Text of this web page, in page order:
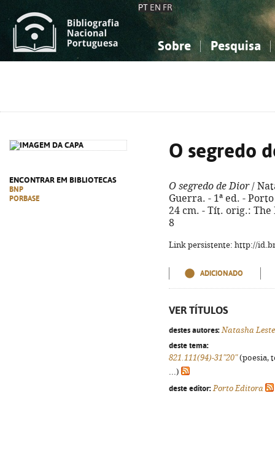
PT EN FR
Sobre Pesquisa
ENCONTRAR EM BIBLIOTECAS
BNP
PORBASE
O segredo
O segredo de Dior/
Guerra. - 1ª ed. -
24 cm. - Tít. orig.: The
8
Link persistente: http://
ADICIONADO
VER TÍTULOS
destes autores: Natasha
deste tema:
821.111(94)-31"20"(poesia,
...)
deste editor: Porto Editora